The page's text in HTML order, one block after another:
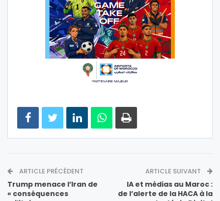
ARTICLE PRÉCÉDENT
Trump menace l’Iran de
« conséquences
ARTICLE SUIVANT
IA et médias au Maroc :
de l’alerte de la HACA à la